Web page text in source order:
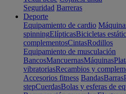
Seguridad Barreras
Deporte
Equipamiento de cardio
spinningElípticasBicicletas
complementosCintasRodillos
Equipamiento de musculación
BancosMancuernasMáquinas
vibratoriasRecambios y
Accesorios fitness BandasBarras
stepCuerdasBolas y esferas de